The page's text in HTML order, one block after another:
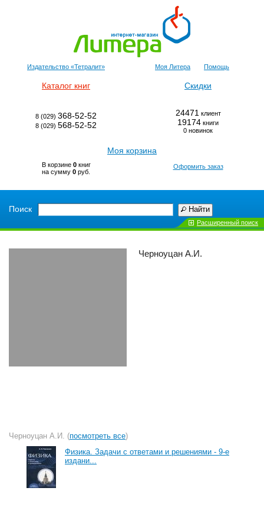
Издательство «Тетралит» Моя Литера Помощь
Каталог книг Скидки
8 (029) 368-52-52
8 (029) 568-52-52
24471 клиент
19174 книги
0 новинок
Моя корзина
В корзине 0книг
на сумму 0 руб.
Оформить заказ
Поиск Найти
Расширенный поиск
Черноуцан А.И.
Черноуцан А.И. (посмотреть все)
Физика. Задачи с ответами и решениями - 9-е
издани...